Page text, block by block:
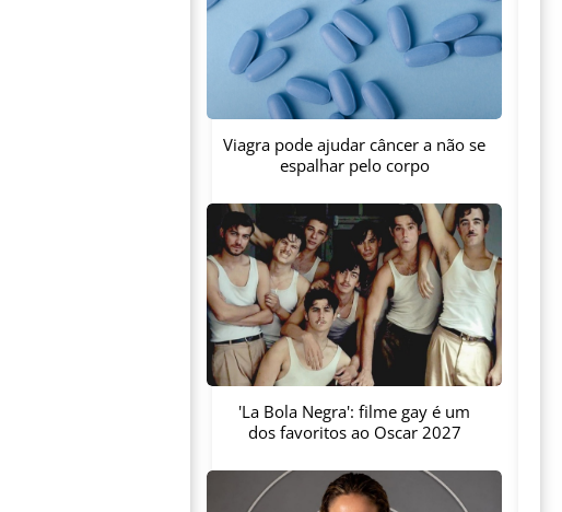
Viagra pode ajudar câncer a não se
espalhar pelo corpo
'La Bola Negra': filme gay é um
dos favoritos ao Oscar 2027